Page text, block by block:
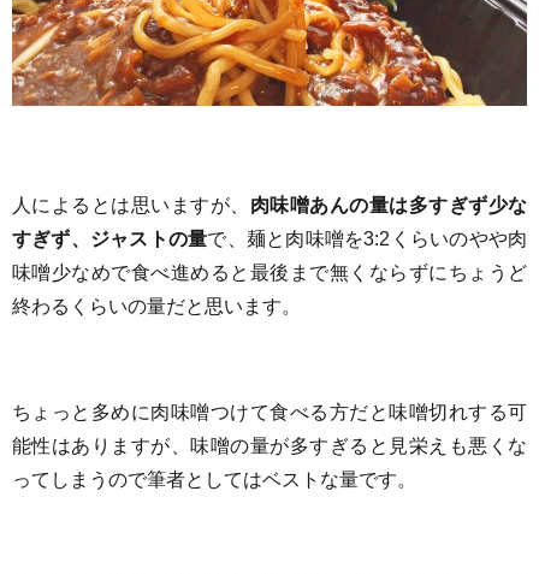
人によるとは思いますが、 肉味噌あんの量は多すぎず少な
すぎず、ジャストの量で、麺と肉味噌を3:2くらいのやや肉
味噌少なめで食べ進めると最後まで無くならずにちょうど
終わるくらいの量だと思います。
ちょっと多めに肉味噌つけて食べる方だと味噌切れする可
能性はありますが、味噌の量が多すぎると見栄えも悪くな
ってしまうので筆者としてはベストな量です。